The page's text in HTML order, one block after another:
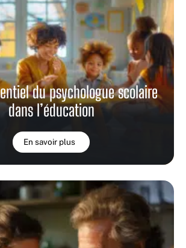
du psychologue scolaire
dans l’éducation
En savoir plus